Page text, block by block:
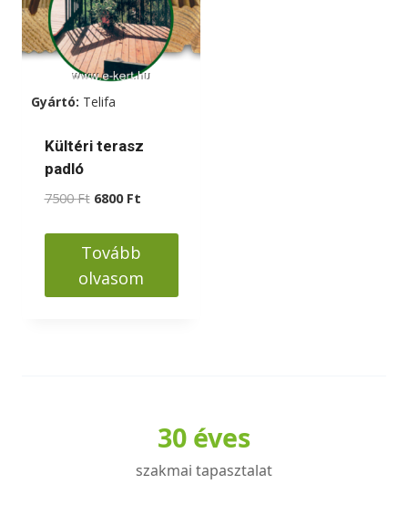
Gyártó: Telifa
Kültéri terasz
padló
7500Ft Original
was:
7500 Ft.
6800 FtCurrent
is:
6800 Ft.
Tovább
olvasom
30 éves
szakmai tapasztalat